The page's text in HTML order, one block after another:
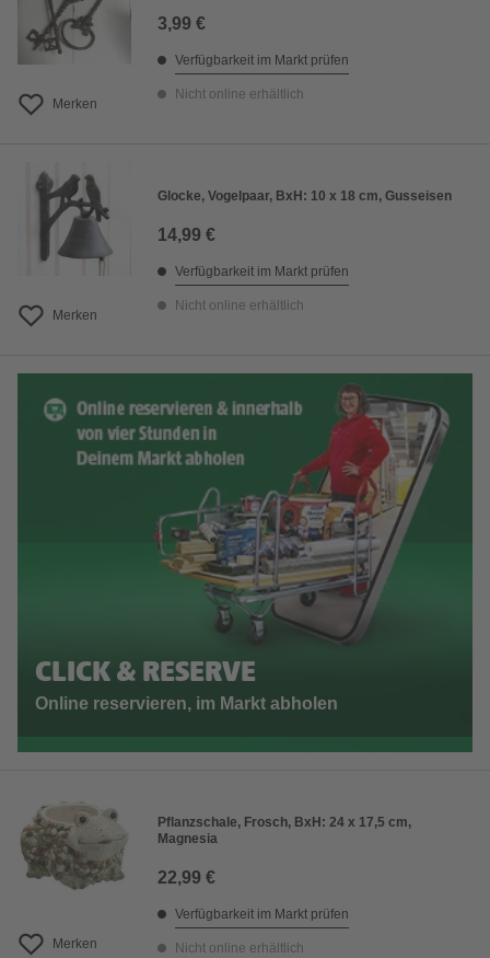
Merken
3,99 €
Verfügbarkeit im Markt prüfen
Nicht online erhältlich
Merken
Glocke, Vogelpaar, BxH: 10 x 18 cm, Gusseisen
14,99 €
Verfügbarkeit im Markt prüfen
Nicht online erhältlich
CLICK & RESERVE
Online reservieren, im Markt abholen
Merken
Pflanzschale, Frosch, BxH: 24 x 17,5 cm,
Magnesia
22,99 €
Verfügbarkeit im Markt prüfen
Nicht online erhältlich